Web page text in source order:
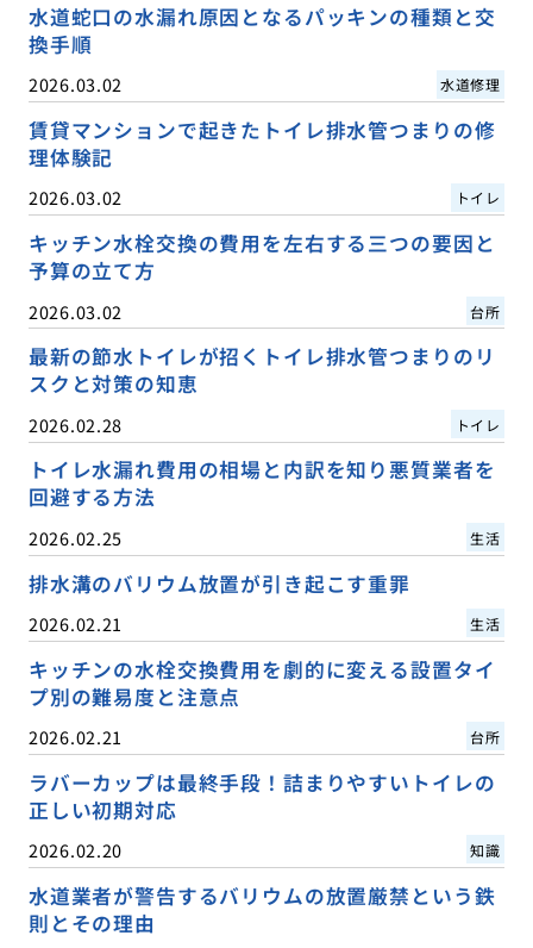
水道蛇口の水漏れ原因となるパッキンの種類と交
換手順
2026.03.02 水道修理
賃貸マンションで起きたトイレ排水管つまりの修
理体験記
2026.03.02 トイレ
キッチン水栓交換の費用を左右する三つの要因と
予算の立て方
2026.03.02 台所
最新の節水トイレが招くトイレ排水管つまりのリ
スクと対策の知恵
2026.02.28 トイレ
トイレ水漏れ費用の相場と内訳を知り悪質業者を
回避する方法
2026.02.25 生活
排水溝のバリウム放置が引き起こす重罪
2026.02.21 生活
キッチンの水栓交換費用を劇的に変える設置タイ
プ別の難易度と注意点
2026.02.21 台所
ラバーカップは最終手段！詰まりやすいトイレの
正しい初期対応
2026.02.20 知識
水道業者が警告するバリウムの放置厳禁という鉄
則とその理由